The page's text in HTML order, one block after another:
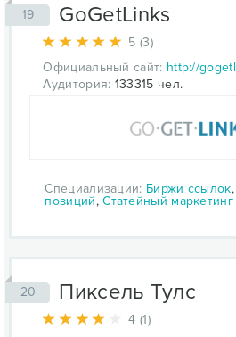
19 GoGetLinks
5 (3)
Официальный сайт: http://
Аудитория: 133315 чел.
Специализации: Биржи ссылок,
позиций,Статейный маркетинг
20 Пиксель Тулс
4 (1)